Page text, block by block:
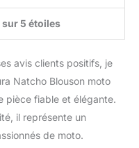
5 étoiles
avis clients positifs, je
Natcho Blouson moto
pièce fiable et élégante.
il représente un
de moto.